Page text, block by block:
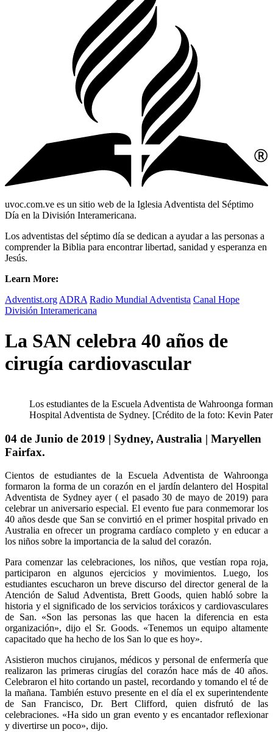
uvoc.com.ve es un sitio web de la Iglesia Adventista del Séptimo
Día en la División Interamericana.
Los adventistas del séptimo día se dedican a ayudar a las personas a
comprender la Biblia para encontrar libertad, sanidad y esperanza en
Jesús.
Learn More:
Adventist.org ADRA Radio Mundial Adventista Canal Hope
División Interamericana
La SAN celebra 40 años de
cirugía cardiovascular
Los estudiantes de la Escuela Adventista de Wahroonga
Hospital Adventista de Sydney. [Crédito de la foto: Kevin
04 de Junio de 2019 | Sydney, Australia | Maryellen
Fairfax.
Cientos de estudiantes de la Escuela Adventista de Wahroonga
formaron la forma de un corazón en el jardín delantero del Hospital
Adventista de Sydney ayer ( el pasado 30 de mayo de 2019) para
celebrar un aniversario especial. El evento fue para conmemorar los
40 años desde que San se convirtió en el primer hospital privado en
Australia en ofrecer un programa cardíaco completo y en educar a
los niños sobre la importancia de la salud del corazón.
Para comenzar las celebraciones, los niños, que vestían ropa roja,
participaron en algunos ejercicios y movimientos. Luego, los
estudiantes escucharon un breve discurso del director general de la
Atención de Salud Adventista, Brett Goods, quien habló sobre la
historia y el significado de los servicios toráxicos y cardiovasculares
de San. «Son las personas las que hacen la diferencia en esta
organización», dijo el Sr. Goods. «Tenemos un equipo altamente
capacitado que ha hecho de los San lo que es hoy».
Asistieron muchos cirujanos, médicos y personal de enfermería que
realizaron las primeras cirugías del corazón hace más de 40 años.
Celebraron el hito cortando un pastel, recordando y tomando el té de
la mañana. También estuvo presente en el día el ex superintendente
de San Francisco, Dr. Bert Clifford, quien disfrutó de las
celebraciones. «Ha sido un gran evento y es encantador reflexionar
y divertirse un poco», dijo.